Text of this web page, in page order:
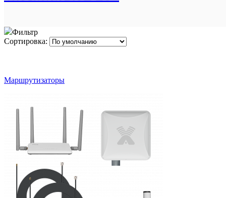
Фильтр
Сортировка:
Маршрутизаторы